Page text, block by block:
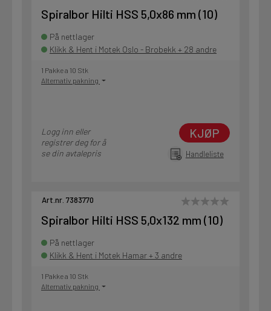
Spiralbor Hilti HSS 5,0x86 mm (10)
På nettlager
Klikk & Hent i Motek Oslo - Brobekk + 28 andre
1 Pakke a 10 Stk
Alternativ pakning
Logg inn eller
registrer deg for å
se din avtalepris
KJØP
Handleliste
Art.nr. 7383770
Spiralbor Hilti HSS 5,0x132 mm (10)
På nettlager
Klikk & Hent i Motek Hamar + 3 andre
1 Pakke a 10 Stk
Alternativ pakning